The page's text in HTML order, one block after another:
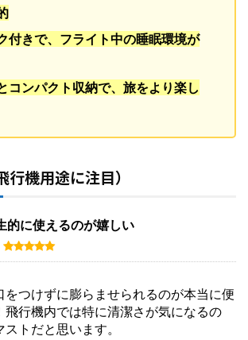
付きで、フライト中の睡眠環境が
コンパクト収納で、旅をより楽し
機用途に注目）
的に使えるのが嬉しい
をつけずに膨らませられるのが本当に便
飛行機内では特に清潔さが気になるの
トだと思います。